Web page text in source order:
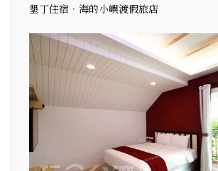
墾丁住宿．海的小嶼渡假旅店